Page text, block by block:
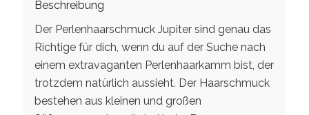
Beschreibung
Der Perlenhaarschmuck Jupiter sind genau das
Richtige für dich, wenn du auf der Suche nach
einem extravaganten Perlenhaarkamm bist, der
trotzdem natürlich aussieht. Der Haarschmuck
bestehen aus kleinen und großen